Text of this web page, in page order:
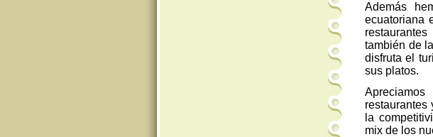
Además
ecuatoriana
también de
disfruta el
sus platos.
la
mix de los